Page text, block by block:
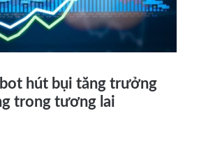
hút bụi tăng trưởng
trong tương lai